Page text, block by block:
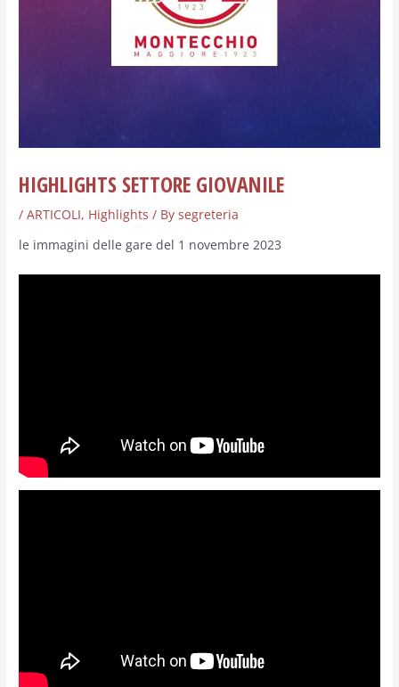
HIGHLIGHTS SETTORE GIOVANILE
/ARTICOLI, Highlights / Bysegreteria
le immagini delle gare del 1 novembre 2023